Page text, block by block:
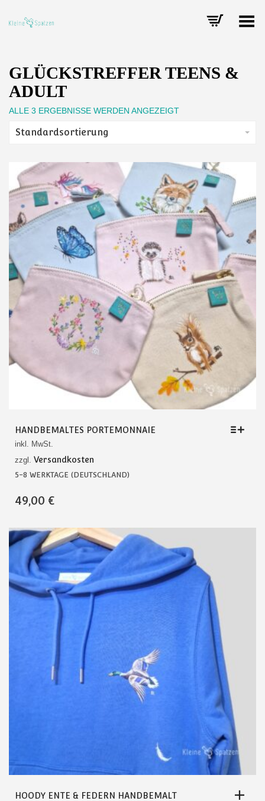
Toggle Menu
GLÜCKSTREFFER TEENS &
ADULT
ALLE 3 ERGEBNISSE WERDEN ANGEZEIGT
Standardsortierung
HANDBEMALTES PORTEMONNAIE
inkl. MwSt.
zzgl. Versandkosten
5-8 WERKTAGE (DEUTSCHLAND)
PRODUKT
VARIANTEN
AUF.
DIE
OPTIONEN
KÖNNEN
AUF
PRODUKTSEITE
49,00 €
HOODY ENTE & FEDERN HANDBEMALT